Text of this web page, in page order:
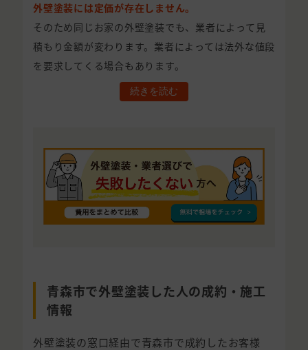
外壁塗装には定価が存在しません。
そのため同じお家の外壁塗装でも、業者によって見
積もり金額が変わります。業者によっては法外な値段
を要求してくる場合もあります。
続きを読む
青森市で外壁塗装した人の成約・施工
情報
外壁塗装の窓口経由で青森市で成約したお客様